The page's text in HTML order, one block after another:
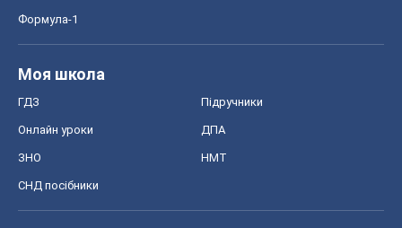
Формула-1
Моя школа
ГДЗ Підручники
Онлайн уроки ДПА
ЗНО НМТ
СНД посібники